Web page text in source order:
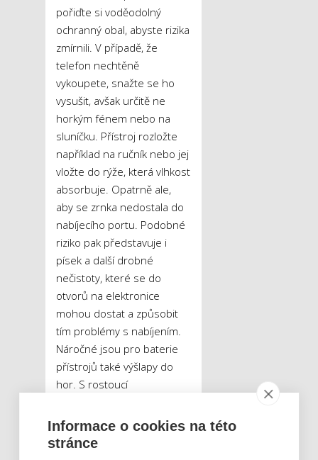
pořiďte si voděodolný
ochranný obal, abyste rizika
zmírnili. V případě, že
telefon nechtěně
vykoupete, snažte se ho
vysušit, avšak určitě ne
horkým fénem nebo na
sluníčku. Přístroj rozložte
například na ručník nebo jej
vložte do rýže, která vlhkost
absorbuje. Opatrně ale,
aby se zrnka nedostala do
nabíjecího portu. Podobné
riziko pak představuje i
písek a další drobné
nečistoty, které se do
otvorů na elektronice
mohou dostat a způsobit
tím problémy s nabíjením.
Náročné jsou pro baterie
přístrojů také výšlapy do
hor. S rostoucí
klesá procento kyslíku ve
vzduchu. To může způsobit,
Informace o cookies na této
stránce